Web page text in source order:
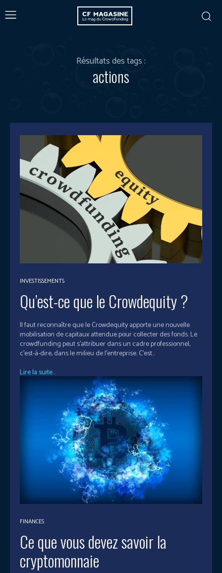
Résultats des tags :
actions
INVESTISSEMENTS
Qu’est-ce que le Crowdequity ?
Il faut reconnaître que le Crowdequity apporte une nouvelle
mobilisation de capitaux attendue pour collecter des fonds. Le
crowdfunding peut s’attribuer dans un cadre professionnel,
c’est-à-dire, dans le milieu de l’entreprise. C'est...
Lire la suite...
FINANCES
Ce que vous devez savoir la
cryptomonnaie